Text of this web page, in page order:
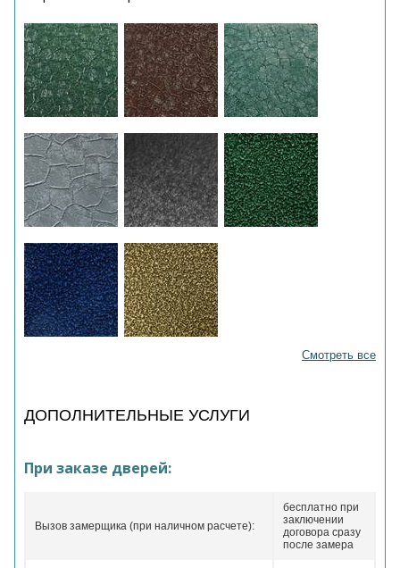
Смотреть все
ДОПОЛНИТЕЛЬНЫЕ УСЛУГИ
При заказе дверей:
Вызов замерщика (при наличном расчете):
бесплатно при
заключении
договора сразу
после замера